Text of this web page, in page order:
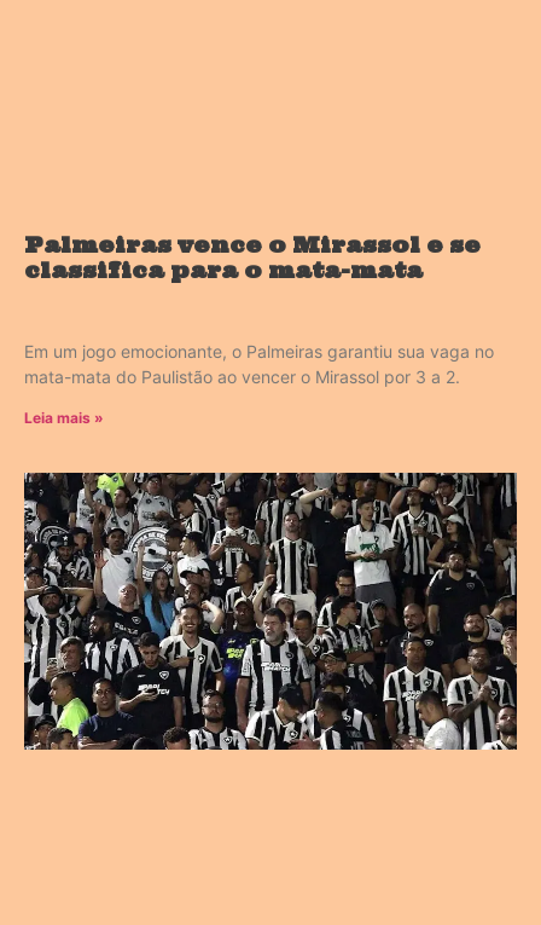
Palmeiras vence o Mirassol e se
classifica para o mata-mata
Em um jogo emocionante, o Palmeiras garantiu sua vaga no
mata-mata do Paulistão ao vencer o Mirassol por 3 a 2.
Leia mais »